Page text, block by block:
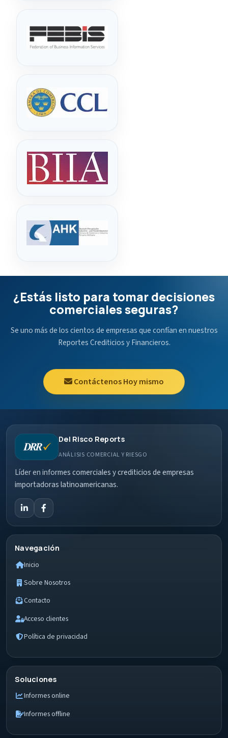
¿Estás listo para tomar decisiones
comerciales seguras?
Se uno más de los cientos de empresas que confían en nuestros
Reportes Crediticios y Financieros.
Contáctenos Hoy mismo
Del Risco Reports
ANÁLISIS COMERCIAL Y RIESGO
Líder en informes comerciales y crediticios de empresas
importadoras latinoamericanas.
Navegación
Inicio
Sobre Nosotros
Contacto
Acceso clientes
Política de privacidad
Soluciones
Informes online
Informes offline